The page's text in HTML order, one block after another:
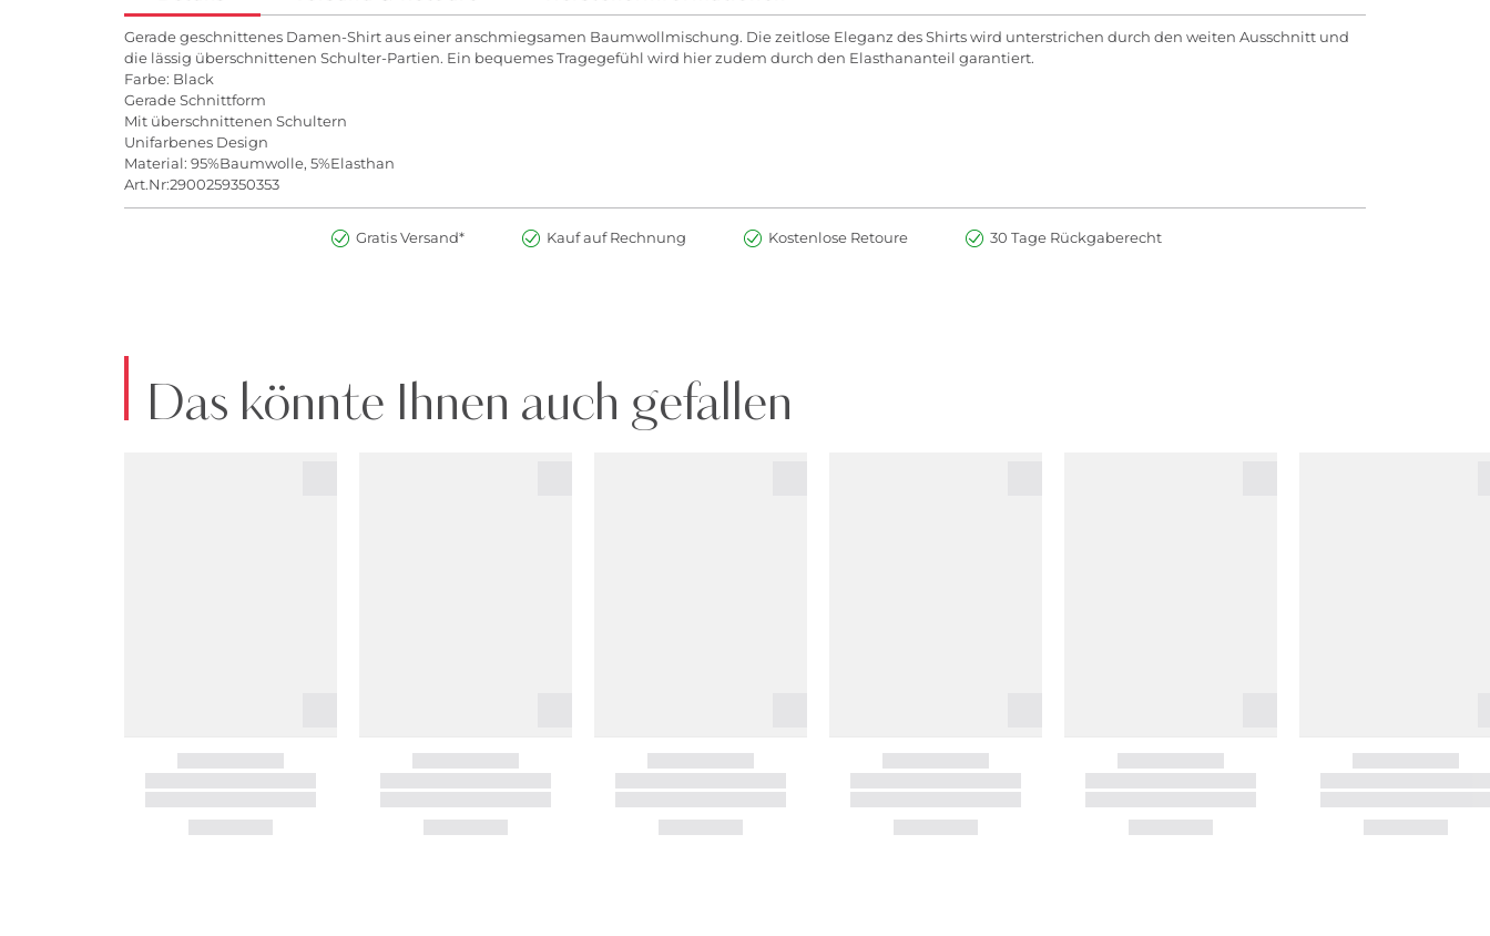
Gerade geschnittenes Damen-Shirt aus einer anschmiegsamen Baumwollmischung. Die zeitlose Eleganz des Shirts wird unterstrichen durch den weiten Ausschnitt und
die lässig überschnittenen Schulter-Partien. Ein bequemes Tragegefühl wird hier zudem durch den Elasthananteil garantiert.
Farbe: Black
Gerade Schnittform
Mit überschnittenen Schultern
Unifarbenes Design
Material: 95%Baumwolle, 5%Elasthan
Art.Nr:2900259350353
Gratis Versand* Kauf auf Rechnung Kostenlose Retoure 30 Tage Rückgaberecht
Das könnte Ihnen auch gefallen